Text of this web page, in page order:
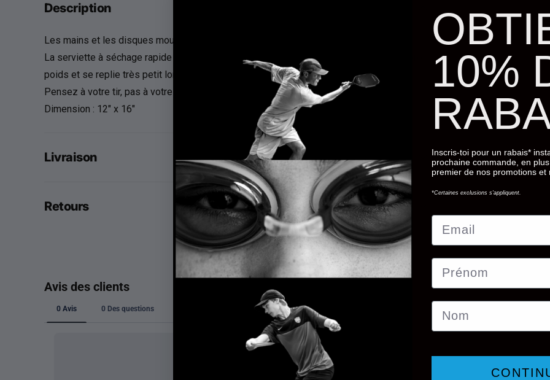
Description
Les mains et les disques mouillés sont un problème majeur par mauvais temps.
La serviette à séchage rapide vous aidera grandement. Il absorbe plusieurs fois son propre
poids et se replie très petit lorsqu'il n'est pas nécessaire.
Pensez à votre tir, pas à votre grip mouillé.
Dimension : 12" x 16"
Livraison
Retours
10%
Inscris-toi pour un rabais*
prochaine commande, en
premier de nos promotions et
*Certaines exclusions s'appliquent.
Email
Prénom
Nom